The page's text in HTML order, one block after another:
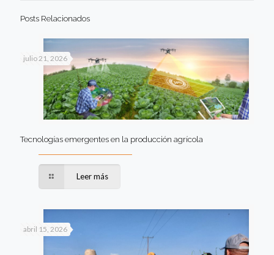
Posts Relacionados
julio 21, 2026
Tecnologías emergentes en la producción agrícola
Leer más
abril 15, 2026